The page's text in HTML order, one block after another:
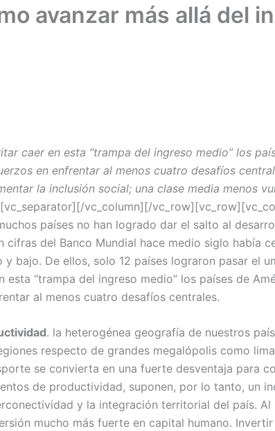
avanzar más allá del
caer en esta “trampa del ingreso medio” los
en enfrentar al menos cuatro desafíos
la inclusión social; una clase media menos
vc_column][/
países no han logrado dar el salto al
cifras del Banco Mundial hace medio siglo había
bajo. De ellos, solo 12 países lograron pasar el
esta “trampa del ingreso medio” los países de
al menos cuatro desafíos centrales.
. la heterogénea geografía de nuestros
respecto de grandes megalópolis como
se convierta en una fuerte desventaja para
de productividad, suponen, por lo tanto, un
y la integración territorial del país. Al
mucho más fuerte en capital humano. Invertir